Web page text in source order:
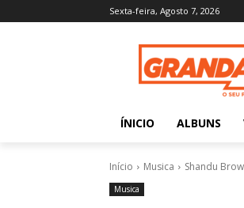
Sexta-feira, Agosto 7, 2026
ÍNICIO ALBUNS
Início Musica Shandu
Musica